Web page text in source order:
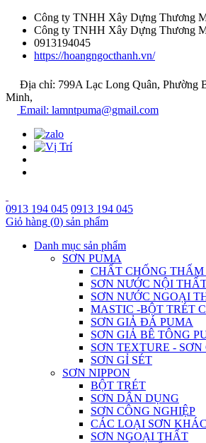
Công ty TNHH Xây Dựng Thương
Công ty TNHH Xây Dựng Thương
0913194045
https://hoangngocthanh.vn/
Địa chỉ: 799A Lạc Long Quân, Phường
Minh,
Email: lamntpuma@gmail.com
0913 194 045 0913 194 045
Giỏ hàng (0) sản phẩm
Danh mục sản phẩm
SƠN PUMA
CHẤT CHỐNG THẤM
SƠN NƯỚC NỘI
SƠN NƯỚC NGOẠI
MASTIC -BỘT TRÉT
SƠN GIẢ ĐÁ PUMA
SƠN GIẢ BÊ TÔNG
SƠN TEXTURE -
SƠN GỈ SÉT
SƠN NIPPON
BỘT TRÉT
SƠN DÂN DỤNG
SƠN CÔNG NGHIỆP
CÁC LOẠI SƠN KHÁC
SƠN NGOẠI THẤT